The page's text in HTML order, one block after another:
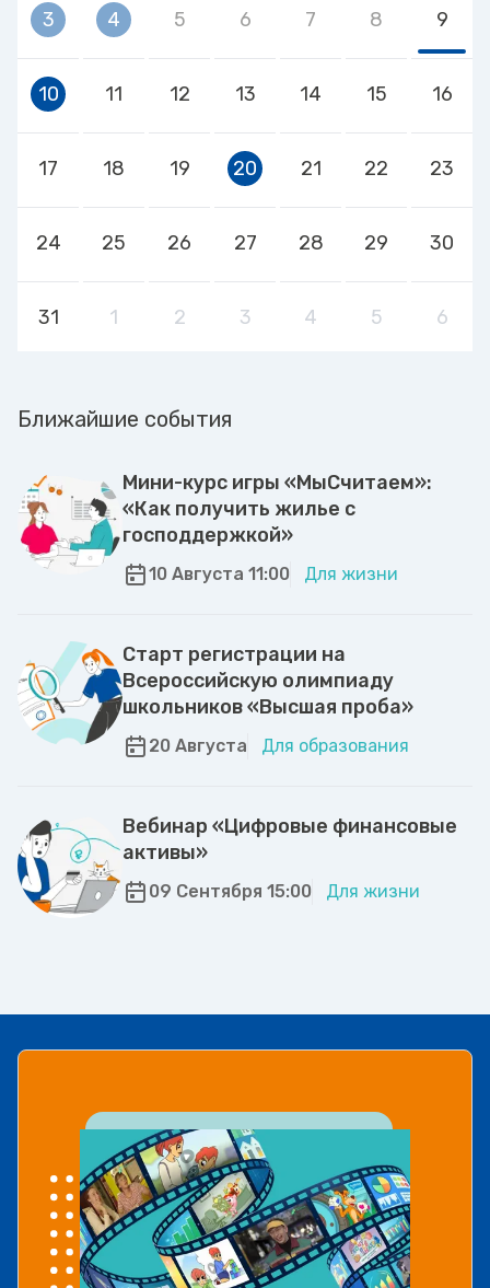
3 4 5 6 7 8 9
10 11 12 13 14 15 16
17 18 19 20 21 22 23
24 25 26 27 28 29 30
31 1 2 3 4 5 6
Ближайшие события
Мини-курс игры «МыСчитаем»:
«Как получить жилье с
господдержкой»
10 Августа 11:00 Для жизни
Старт регистрации на
Всероссийскую олимпиаду
школьников «Высшая проба»
20 Августа Для образования
Вебинар «Цифровые финансовые
активы»
09 Сентября 15:00 Для жизни